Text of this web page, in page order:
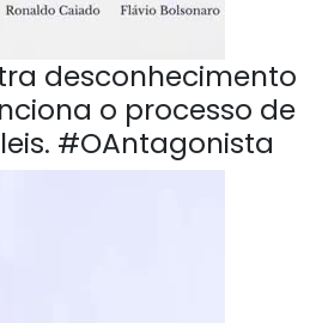
desconhecimento
o processo de
#OAntagonista